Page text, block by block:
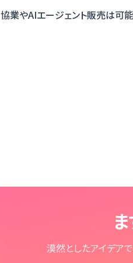
協業やAIエージェント販売は可
漠然としたアイデア